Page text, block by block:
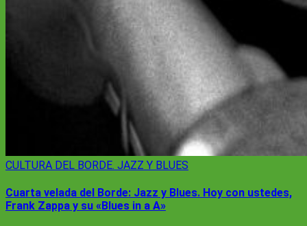
CULTURA DEL BORDE. JAZZ Y BLUES
Cuarta velada del Borde: Jazz y Blues. Hoy con ustedes,
Frank Zappa y su «Blues in a A»